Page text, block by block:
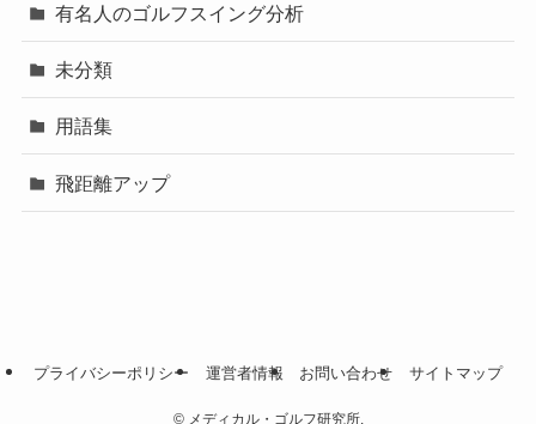
有名人のゴルフスイング分析
未分類
用語集
飛距離アップ
プライバシーポリシー 運営者情報 お問い合わせ サイトマップ
©メディカル・ゴルフ研究所.